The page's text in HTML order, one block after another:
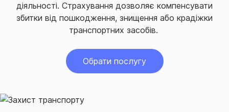
діяльності. Страхування дозволяє компенсувати
збитки від пошкодження, знищення або крадіжки
транспортних засобів.
Обрати послугу